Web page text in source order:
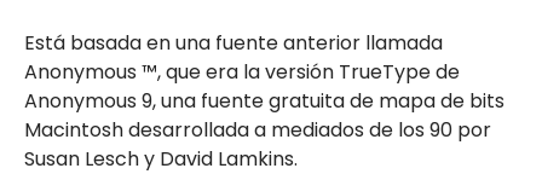
Está basada en una fuente anterior llamada
Anonymous ™, que era la versión TrueType de
Anonymous 9, una fuente gratuita de mapa de bits
Macintosh desarrollada a mediados de los 90 por
Susan Lesch y David Lamkins.